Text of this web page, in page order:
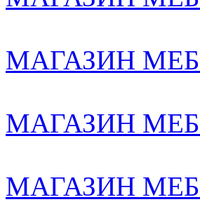
МАГАЗИН
МАГАЗИН
МАГАЗИН